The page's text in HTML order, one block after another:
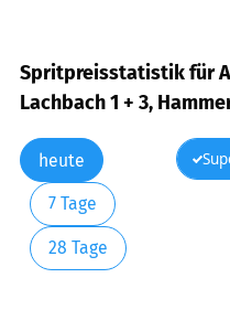
Spritpreisstatistik für
Lachbach 1 + 3,
heute
7 Tage
28 Tage